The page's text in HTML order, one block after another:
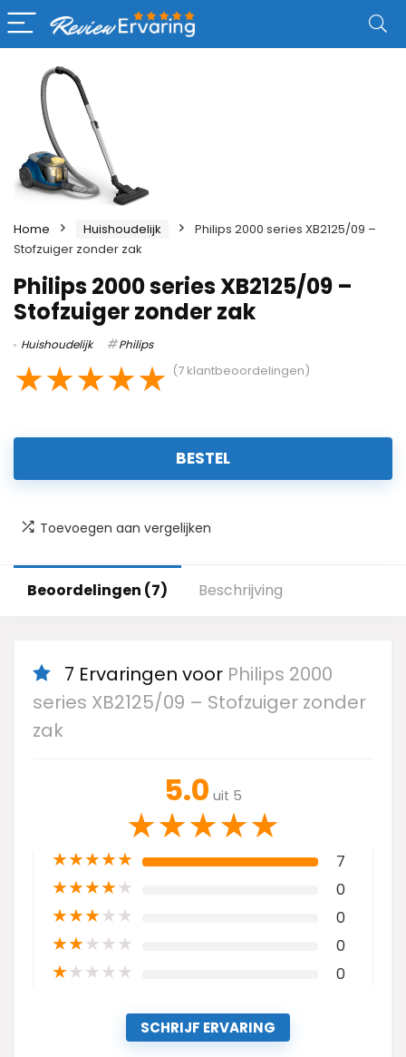
Home Huishoudelijk
Philips 2000 series XB2125/09 –
Stofzuiger zonder zak
Philips 2000 series XB2125/09 –
Stofzuiger zonder zak
Huishoudelijk Philips
★★★★★ (7 klantbeoordelingen)
BESTEL
Toevoegen aan vergelijken
Beoordelingen (7) Beschrijving
7 Ervaringen voor Philips 2000
series XB2125/09 – Stofzuiger zonder
zak
5.0 uit 5
★★★★★
★★★★★ 7
★★★★★ 0
★★★★★ 0
★★★★★ 0
★★★★★ 0
SCHRIJF ERVARING